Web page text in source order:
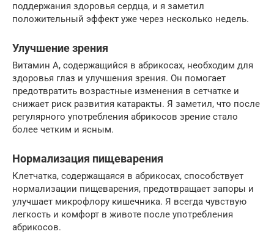
поддержания здоровья сердца, и я заметил
положительный эффект уже через несколько недель.
Улучшение зрения
Витамин А, содержащийся в абрикосах, необходим для
здоровья глаз и улучшения зрения. Он помогает
предотвратить возрастные изменения в сетчатке и
снижает риск развития катаракты. Я заметил, что после
регулярного употребления абрикосов зрение стало
более четким и ясным.
Нормализация пищеварения
Клетчатка, содержащаяся в абрикосах, способствует
нормализации пищеварения, предотвращает запоры и
улучшает микрофлору кишечника. Я всегда чувствую
легкость и комфорт в животе после употребления
абрикосов.